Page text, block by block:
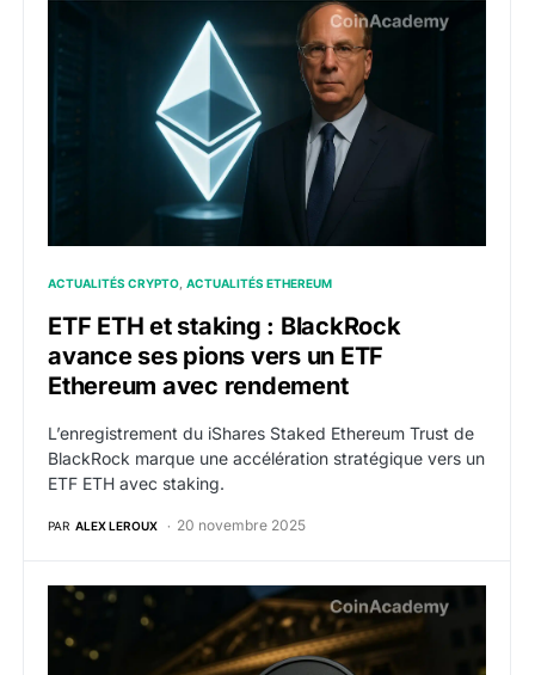
ETF ETH et staking : BlackRock avance ses pions
ACTUALITÉS CRYPTO ACTUALITÉS ETHEREUM
ETF ETH et staking : BlackRock
avance ses pions vers un ETF
Ethereum avec rendement
L’enregistrement du iShares Staked Ethereum Trust de
BlackRock marque une accélération stratégique vers un
ETF ETH avec staking.
PAR ALEX LEROUX 20 novembre 2025
L’ETF Solana Staking Spot de Bitwise réalise un